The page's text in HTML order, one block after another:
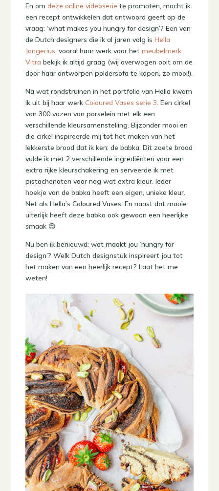
En omdeze online videoserie te promoten, mocht ik
een recept ontwikkelen dat antwoord geeft op de
vraag: ‘what makes you hungry for design’? Een van
de Dutch designers die ik al jaren volg isHella
Jongerius, vooral haar werk voor hetmeubelmerk
Vitra bekijk ik altijd graag (wij overwogen ooit om de
door haar ontworpen poldersofa te kopen, zo mooi!).
Na wat rondstruinen in het portfolio van Hella kwam
ik uit bij haar werkColoured Vases serie 3. Een cirkel
van 300 vazen van porselein met elk een
verschillende kleursamenstelling. Bijzonder mooi en
die cirkel inspireerde mij tot het maken van het
lekkerste brood dat ik ken: de babka. Dit zoete brood
vulde ik met 2 verschillende ingrediënten voor een
extra rijke kleurschakering en serveerde ik met
pistachenoten voor nog wat extra kleur. Ieder
hoekje van de babka heeft een eigen, unieke kleur.
Net als Hella’s Coloured Vases. En naast dat mooie
uiterlijk heeft deze babka ook gewoon een heerlijke
smaak 😍
Nu ben ik benieuwd: wat maakt jou ‘hungry for
design’? Welk Dutch designstuk inspireert jou tot
het maken van een heerlijk recept? Laat het me
weten!